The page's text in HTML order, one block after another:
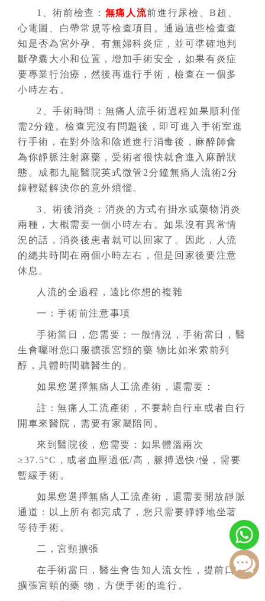
1、術前檢查： 無痛人流前進行尿檢、B超、
心電圖、白帶常規等檢查項目。通過這些檢查查
知是否為宮外孕、有無婦科炎症，並可準確地判
斷孕囊大小和位置，增加手術安全，如果有炎症
要專業行治療，然後再進行手術，檢查在一個多
小時左右。
2、手術時間：無痛人流手術過程如果順利僅
需2分鐘。檢查完沒有問題後，即可進入手術室進
行手術，在對外陰和陰道進行消毒後，麻醉師會
為你靜脈注射麻藥，受術者很快就會進入麻醉狀
態。成都九龍醫院英式微管2分鐘無痛人流術2分
鐘輕鬆解決你的意外煩惱。
3、術後消炎：消炎的方式有掛水或藥物消炎
兩種，大概需要一個小時左右。如果沒有異常情
況的話，消炎後患者就可以回家了。因此，人流
的總共時間在兩個小時左右，但是回家後要注意
休息。
人流的全過程，遠比你想的複雜
一：手術前注意事項
手術當日，您需要：一般情況，手術當日，醫
生會囑咐您口服擴張宮頸的藥 物比如米索前列
醇，具體時間聽醫生的。
如果您選擇無痛人工流產術，還需要：
註：無痛人工流產術，不要騎自行車或者自行
開車來醫院，需要有家屬陪同。
來到醫院後，您需要：如果體溫兩次
≥37.5°C，或者血壓過低/高，脈搏過快/慢，需要
暫緩手術。
如果您選擇無痛人工流產術，還需要開放靜脈
通道：以上所有都完成了，您只需要靜靜地坐著
等待手術。
二，宮頸擴張
在手術當日，醫生會告知人流女性，提前口服
擴張宮頸的藥 物，方便手術的進行。